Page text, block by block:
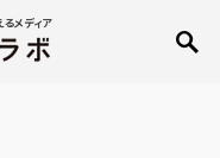
メディア